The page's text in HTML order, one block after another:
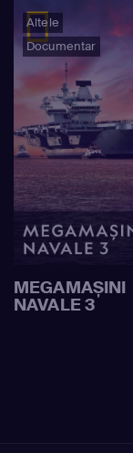
Altele
Documentar
MEGAMAȘINI
NAVALE 3